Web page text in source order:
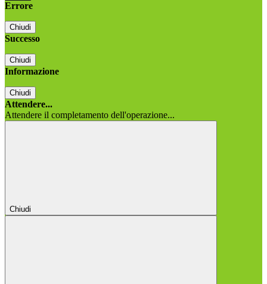
Errore
Chiudi
Successo
Chiudi
Informazione
Chiudi
Attendere...
Attendere il completamento dell'operazione...
Chiudi